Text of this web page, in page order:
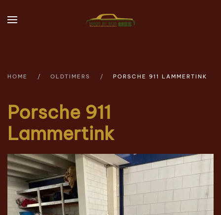
Skip to main content
HOME OLDTIMERS PORSCHE 911 LAMMERTINK
Porsche 911
Lammertink